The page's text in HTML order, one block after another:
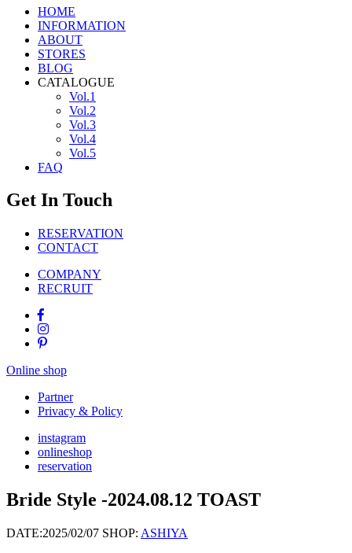
HOME
INFORMATION
ABOUT
STORES
BLOG
CATALOGUE
Vol.1
Vol.2
Vol.3
Vol.4
Vol.5
FAQ
Get In Touch
RESERVATION
CONTACT
COMPANY
RECRUIT
Online shop
Partner
Privacy & Policy
instagram
onlineshop
reservation
Bride Style -2024.08.12 TOAST
DATE:2025/02/07 SHOP: ASHIYA